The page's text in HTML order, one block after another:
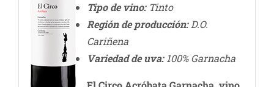
Tipo de vino:Tinto
Región de producción:D.O.
Cariñena
Variedad de uva: 100% Garnacha